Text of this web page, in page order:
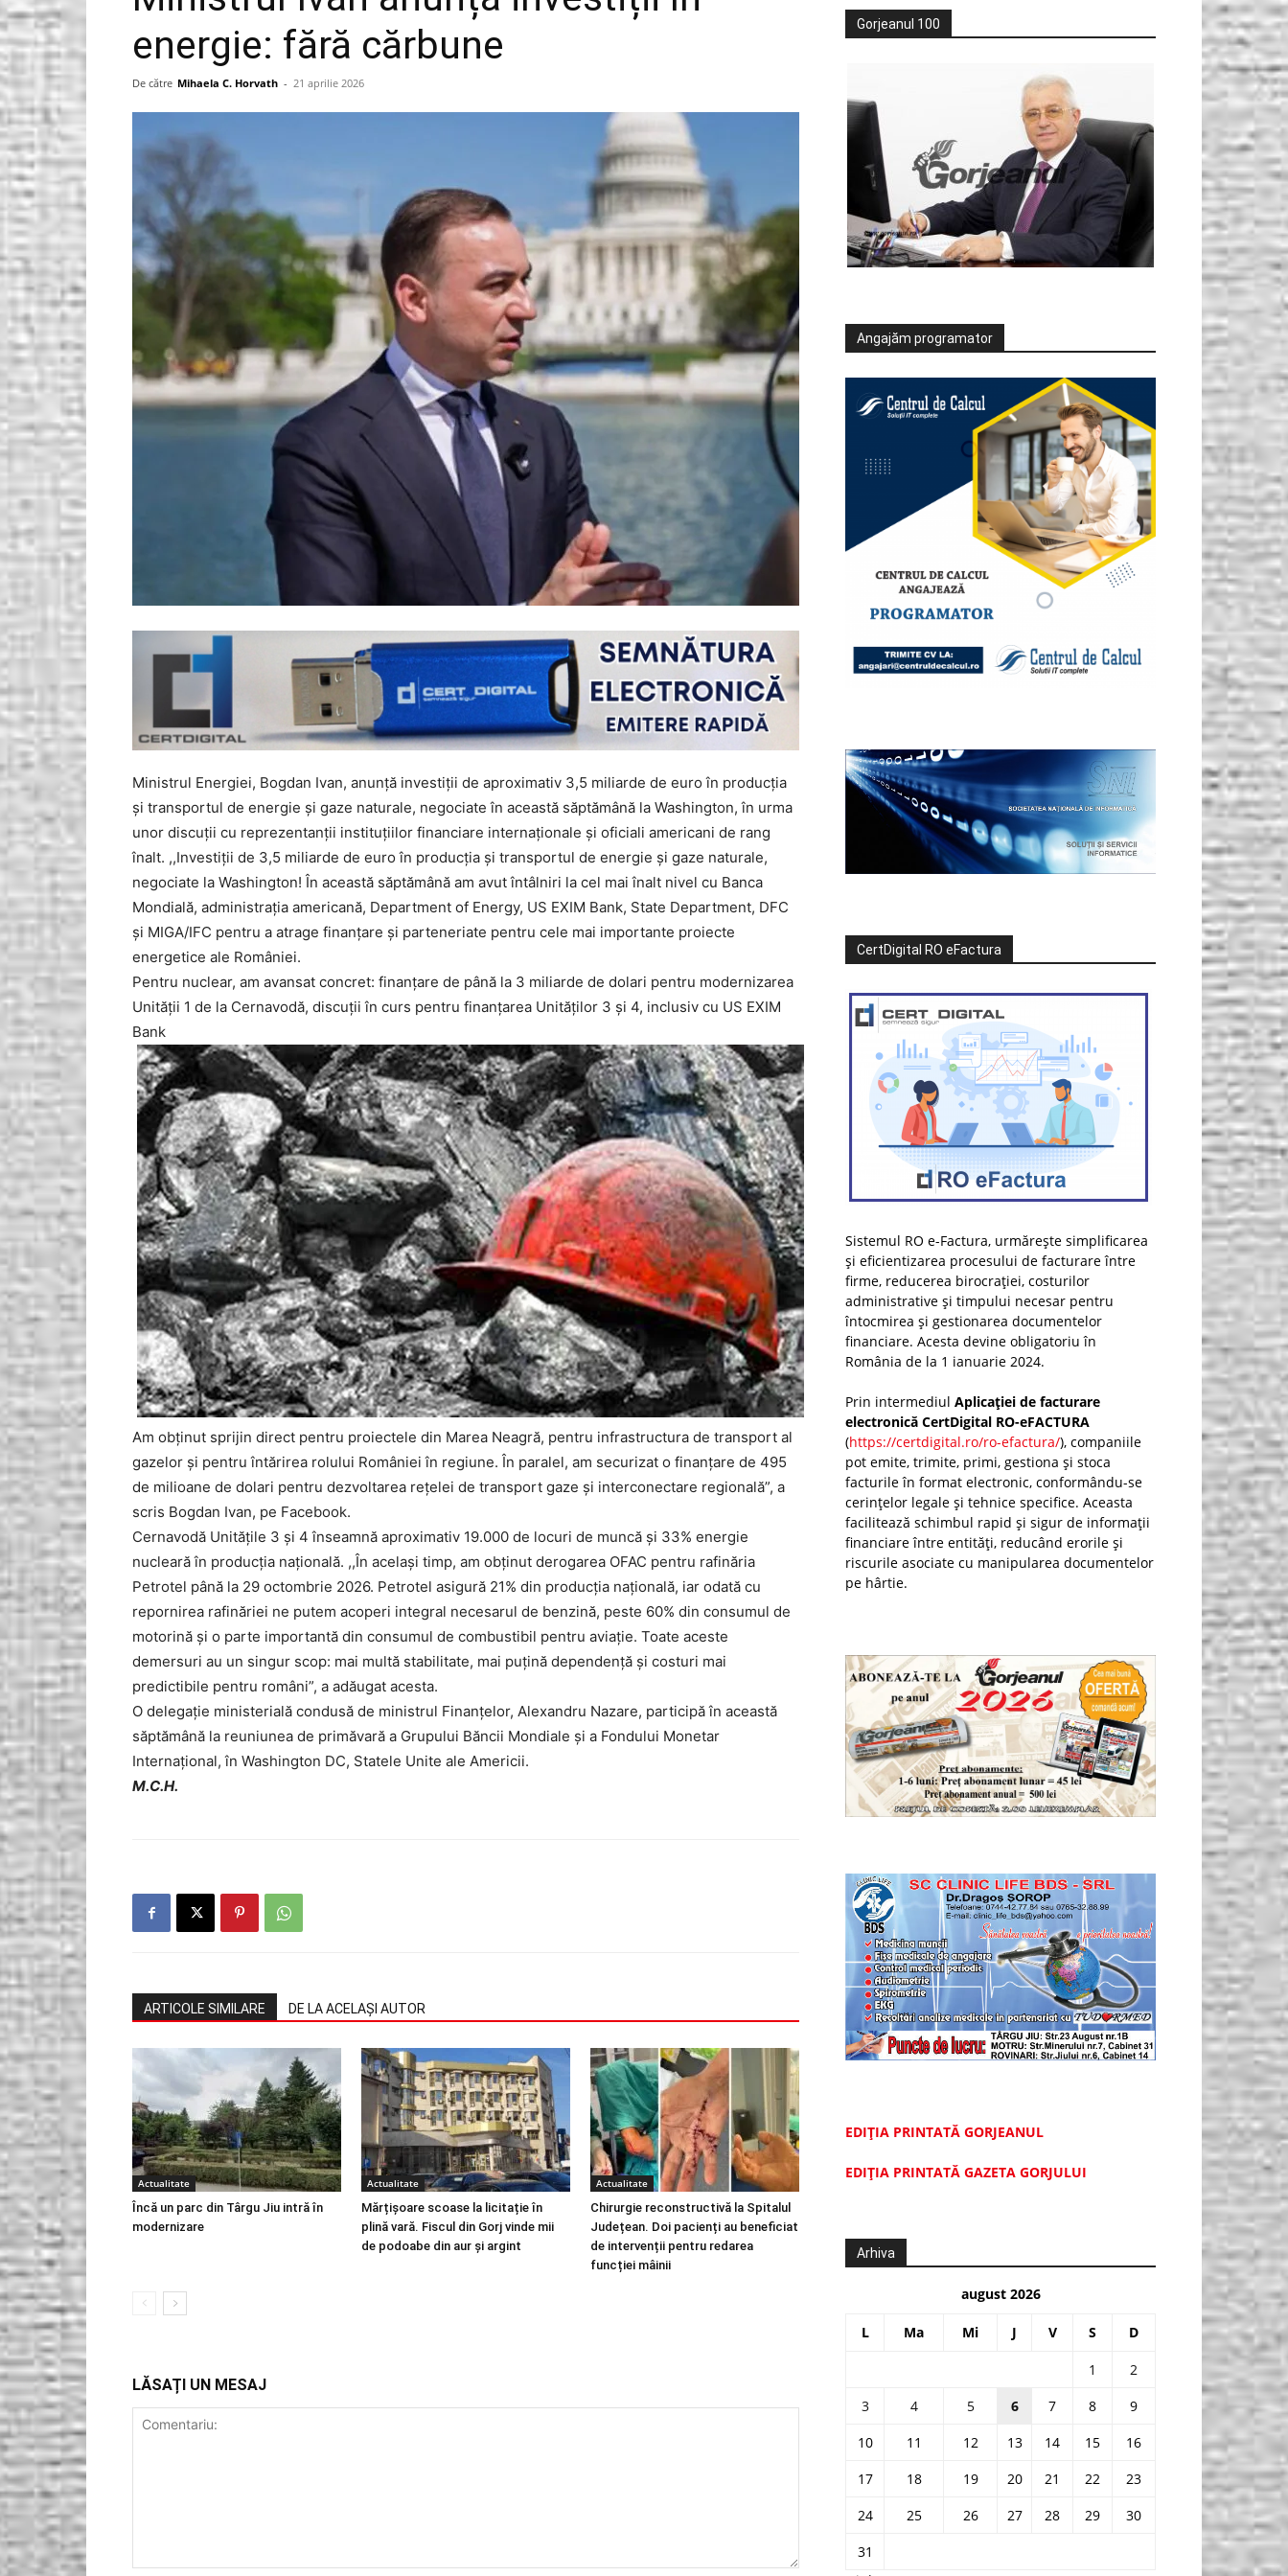
Gorjeanul.ro
energie: fără cărbune
De către Mihaela C. Horvath - 21 aprilie 2026
Ministrul Energiei, Bogdan Ivan, anunță investiții de aproximativ 3,5 miliarde de euro în producția
și transportul de energie și gaze naturale, negociate în această săptămână la Washington, în urma
unor discuții cu reprezentanții instituțiilor financiare internaționale și oficiali americani de rang
înalt. ,,Investiții de 3,5 miliarde de euro în producția și transportul de energie și gaze naturale,
negociate la Washington! În această săptămână am avut întâlniri la cel mai înalt nivel cu Banca
Mondială, administrația americană, Department of Energy, US EXIM Bank, State Department, DFC
și MIGA/IFC pentru a atrage finanțare și parteneriate pentru cele mai importante proiecte
energetice ale României.
Pentru nuclear, am avansat concret: finanțare de până la 3 miliarde de dolari pentru modernizarea
Unității 1 de la Cernavodă, discuții în curs pentru finanțarea Unităților 3 și 4, inclusiv cu US EXIM
Bank
Am obținut sprijin direct pentru proiectele din Marea Neagră, pentru infrastructura de transport al
gazelor și pentru întărirea rolului României în regiune. În paralel, am securizat o finanțare de 495
de milioane de dolari pentru dezvoltarea rețelei de transport gaze și interconectare regională”, a
scris Bogdan Ivan, pe Facebook.
Cernavodă Unitățile 3 și 4 înseamnă aproximativ 19.000 de locuri de muncă și 33% energie
nucleară în producția națională. ,,În același timp, am obținut derogarea OFAC pentru rafinăria
Petrotel până la 29 octombrie 2026. Petrotel asigură 21% din producția națională, iar odată cu
repornirea rafinăriei ne putem acoperi integral necesarul de benzină, peste 60% din consumul de
motorină și o parte importantă din consumul de combustibil pentru aviație. Toate aceste
demersuri au un singur scop: mai multă stabilitate, mai puțină dependență și costuri mai
predictibile pentru români”, a adăugat acesta.
O delegație ministerială condusă de ministrul Finanțelor, Alexandru Nazare, participă în această
săptămână la reuniunea de primăvară a Grupului Băncii Mondiale și a Fondului Monetar
Internațional, în Washington DC, Statele Unite ale Americii.
M.C.H.
ARTICOLE SIMILARE DE LA ACELAȘI AUTOR
Actualitate
Încă un parc din Târgu Jiu intră în
modernizare
Actualitate
Mărțișoare scoase la licitație în
plină vară. Fiscul din Gorj vinde mii
de podoabe din aur și argint
Actualitate
Chirurgie reconstructivă la Spitalul
Județean. Doi pacienți au beneficiat
de intervenții pentru redarea
funcției mâinii
LĂSAȚI UN MESAJ
Gorjeanul 100
Angajăm programator
CertDigital RO eFactura
Sistemul RO e-Factura, urmărește simplificarea
și eficientizarea procesului de facturare între
firme, reducerea birocrației, costurilor
administrative și timpului necesar pentru
întocmirea și gestionarea documentelor
financiare. Acesta devine obligatoriu în
România de la 1 ianuarie 2024.
Prin intermediul Aplicației de facturare
electronică CertDigital RO-eFACTURA
(https://certdigital.ro/ro-efactura/), companiile
pot emite, trimite, primi, gestiona și stoca
facturile în format electronic, conformându-se
cerințelor legale și tehnice specifice. Aceasta
facilitează schimbul rapid și sigur de informații
financiare între entități, reducând erorile și
riscurile asociate cu manipularea documentelor
pe hârtie.
EDIȚIA PRINTATĂ GORJEANUL
EDIŢIA PRINTATĂ GAZETA GORJULUI
Arhiva
august 2026
L Ma Mi J V S D
1
2
3
4 5 6 7 8
9
10
11 12 13 14 15
16
17
18 19 20 21 22
23
24
25 26 27 28 29
30
31